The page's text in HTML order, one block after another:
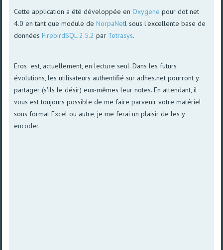
Cette application a été développée en Oxygene pour dot net
4.0 en tant que module deNorpaNetl sous l'excellente base de
donnéesFirebirdSQL 2.5.2 par Tetrasys.
Eros est, actuellement, en lecture seul. Dans les futurs
évolutions, les utilisateurs authentifié sur adhes.net pourront y
partager (s'ils le désir) eux-mêmes leur notes. En attendant, il
vous est toujours possible de me faire parvenir votre matériel
sous format Excel ou autre, je me ferai un plaisir de les y
encoder.